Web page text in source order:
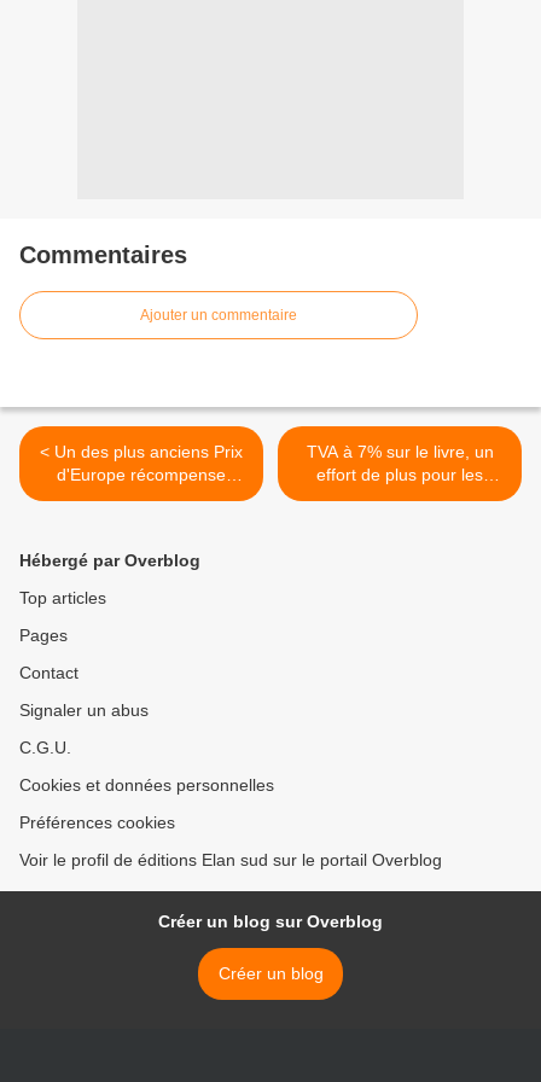
Commentaires
Ajouter un commentaire
< Un des plus anciens Prix
d'Europe récompense
Denise Déjean, pour
TVA à 7% sur le livre, un
effort de plus pour les
éditeurs. >
Hébergé par Overblog
Top articles
Pages
Contact
Signaler un abus
C.G.U.
Cookies et données personnelles
Préférences cookies
Voir le profil de éditions Elan sud sur le portail Overblog
Créer un blog sur Overblog
Créer un blog